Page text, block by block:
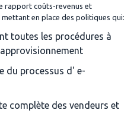
rapport coûts-revenus et
en place des politiques qui:
toutes les procédures à
du processus d' e-
complète des vendeurs et